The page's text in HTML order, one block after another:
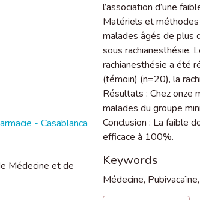
- Casablanca
Médecine et de
l’association d’une
Matériels et méthodes
malades âgés de plus
sous rachianesthésie.
rachianesthésie a été
(témoin) (n=20), la
Résultats : Chez onze
malades du groupe
Conclusion : La faible
efficace à 100%.
Keywords
Médecine, Pubivacaïne,